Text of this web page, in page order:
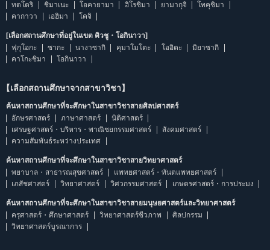
ทตโตริ
ชิมาเนะ โอคายามา ฮิโรชิมา ยามากุจิ
โทคุชิมา
คากาวา
เอฮิมา โคจิ
[เลือกสถานศึกษาที่อยู่ในเขต คิวชู・โอกินาวา]
ฟุกุโอกะ
ซากะ นางาซากิ คุมาโมโตะ โออิตะ
มิยาซากิ
คาโกะชิมา
โอกินาวา
【เลือกสถานศึกษาจากสาขาวิชา】
ค้นหาสถานศึกษาที่จะศึกษาในสาขาวิชาสายศิลปศาสตร์
อักษรศาสตร์
ภาษาศาสตร์
นิติศาสตร์
เศรษฐศาสตร์・บริหาร・พาณิชยกรรมศาสตร์
สังคมศาสตร์
ความสัมพันธ์ระหว่างประเทศ
ค้นหาสถานศึกษาที่จะศึกษาในสาขาวิชาสายวิทยาศาสตร์
พยาบาล・สาธารณสุขศาสตร์
แพทยศาสตร์・ทันตแพทยศาสตร์
เภสัชศาสตร์
วิทยาศาสตร์ วิศวกรรมศาสตร์ เกษตรศาสตร์・การประมง
ค้นหาสถานศึกษาที่จะศึกษาในสาขาวิชาสายมนุษยศาสตร์และวิทยาศาสตร์
ครุศาสตร์・ศึกษาศาสตร์
วิทยาศาสตร์ชีวภาพ
ศิลปกรรม
วิทยาศาสตร์บูรณาการ